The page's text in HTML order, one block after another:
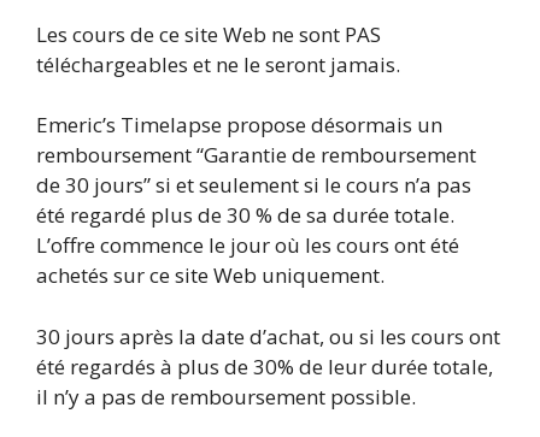
Les cours de ce site Web ne sont PAS
téléchargeables et ne le seront jamais.
Emeric’s Timelapse propose désormais un
remboursement “Garantie de remboursement
de 30 jours” si et seulement si le cours n’a pas
été regardé plus de 30 % de sa durée totale.
L’offre commence le jour où les cours ont été
achetés sur ce site Web uniquement.
30 jours après la date d’achat, ou si les cours ont
été regardés à plus de 30% de leur durée totale,
il n’y a pas de remboursement possible.